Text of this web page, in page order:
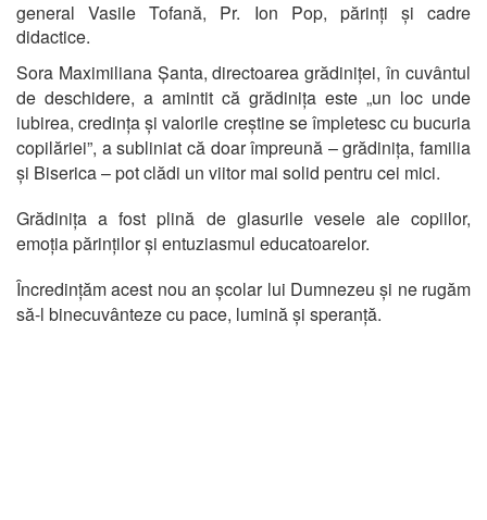
general Vasile Tofană, Pr. Ion Pop, părinți și cadre
didactice.
Sora Maximiliana Șanta, directoarea grădiniței, în cuvântul
de deschidere, a amintit că grădinița este „un loc unde
iubirea, credința și valorile creștine se împletesc cu bucuria
copilăriei”, a subliniat că doar împreună – grădinița, familia
și Biserica – pot clădi un viitor mai solid pentru cei mici.
Grădinița a fost plină de glasurile vesele ale copiilor,
emoția părinților și entuziasmul educatoarelor.
Încredințăm acest nou an școlar lui Dumnezeu și ne rugăm
să-l binecuvânteze cu pace, lumină și speranță.